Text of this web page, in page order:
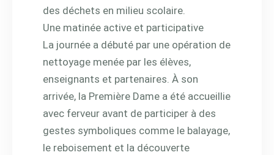
des déchets en milieu scolaire.
Une matinée active et participative
La journée a débuté par une opération de
nettoyage menée par les élèves,
enseignants et partenaires. À son
arrivée, la Première Dame a été accueillie
avec ferveur avant de participer à des
gestes symboliques comme le balayage,
le reboisement et la découverte